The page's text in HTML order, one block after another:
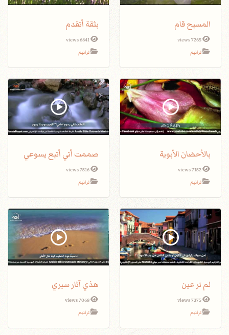
المسيح قام
7265 views
ترانيم
بثقة أتقدم
6841 views
ترانيم
بالأحضان الأبوية
7152 views
ترانيم
صممت أني أتبع يسوعي
7516 views
ترانيم
لم تر عين
7375 views
ترانيم
هذي آثار سيري
7068 views
ترانيم